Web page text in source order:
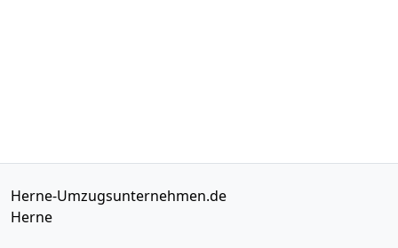
Herne-Umzugsunternehmen.de
Herne